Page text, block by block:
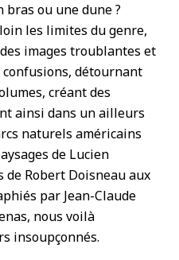
bras ou une dune ?
les limites du genre,
images troublantes et
détournant
créant des
ainsi dans un ailleurs
naturels américains
de Lucien
de Robert Doisneau aux
par Jean-Claude
nous voilà
insoupçonnés.